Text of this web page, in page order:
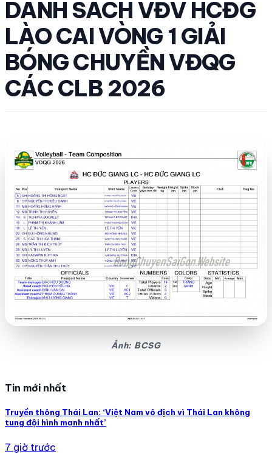
DANH SÁCH VĐV HCĐG
LÀO CAI VÒNG 1 GIẢI
BÓNG CHUYỀN VĐQG
CÁC CLB 2026
Ảnh: BCSG
Tin mới nhất
Truyền thông Thái Lan: ‘Việt Nam vô địch vì Thái Lan không
tung đội hình mạnh nhất’
7 giờ trước